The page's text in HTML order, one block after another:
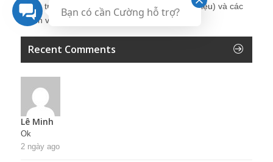
Quản trị Nhân sự Nguyễn Hùng Cường (
giới thiệu) và các
thành viên khác trong cộng đồng Nhân sự.
Recent Comments
Lê Minh
Ok
2 ngày ago
Bạn có cần Cường hỗ trợ?